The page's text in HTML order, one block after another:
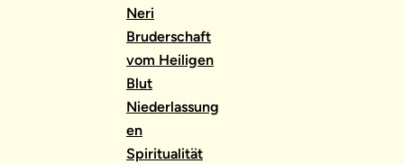
Neri
Bruderschaft
vom Heiligen
Blut
Niederlassung
en
Spiritualität